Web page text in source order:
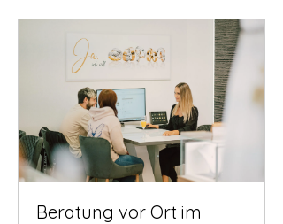
Beratung vor Ort im